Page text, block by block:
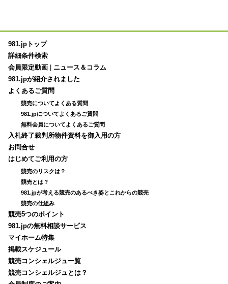
981.jpトップ
詳細条件検索
会員限定動画
ニュース＆コラム
981.jpが紹介されました
よくあるご質問
競売についてよくある質問
981.jpについてよくあるご質問
無料会員についてよくあるご質問
入札終了裁判所物件資料を御入用の方
お問合せ
はじめてご利用の方
競売のリスクは？
競売とは？
981.jpが考える競売のあるべき姿とこれからの競売
競売の仕組み
競売5つのポイント
981.jpの無料相談サービス
マイホーム特集
掲載スケジュール
競売コンシェルジュ一覧
競売コンシェルジュとは？